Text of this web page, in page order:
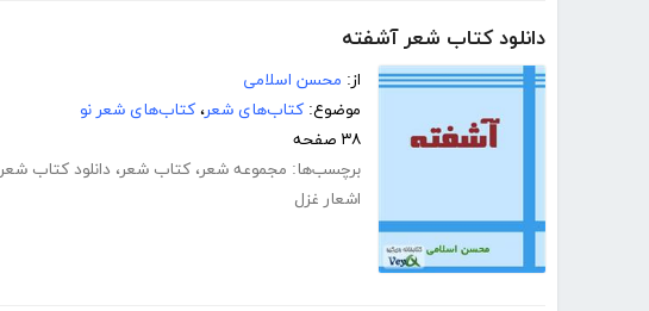
دانلود کتاب شعر آشفته
از: محسن اسلامی
موضوع: کتاب‌های شعر، کتاب‌های شعر نو
۳۸ صفحه
برچسب‌ها: مجموعه شعر، کتاب شعر، دانلود کتاب شعر
اشعار غزل